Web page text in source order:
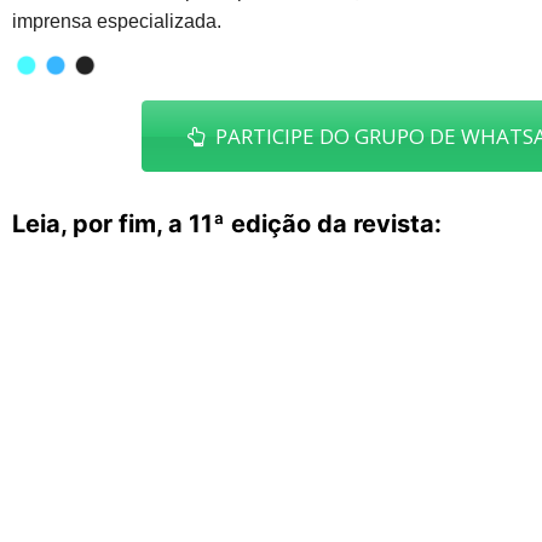
imprensa especializada.
PARTICIPE DO GRUPO DE
Leia, por fim, a 11ª edição da revista: